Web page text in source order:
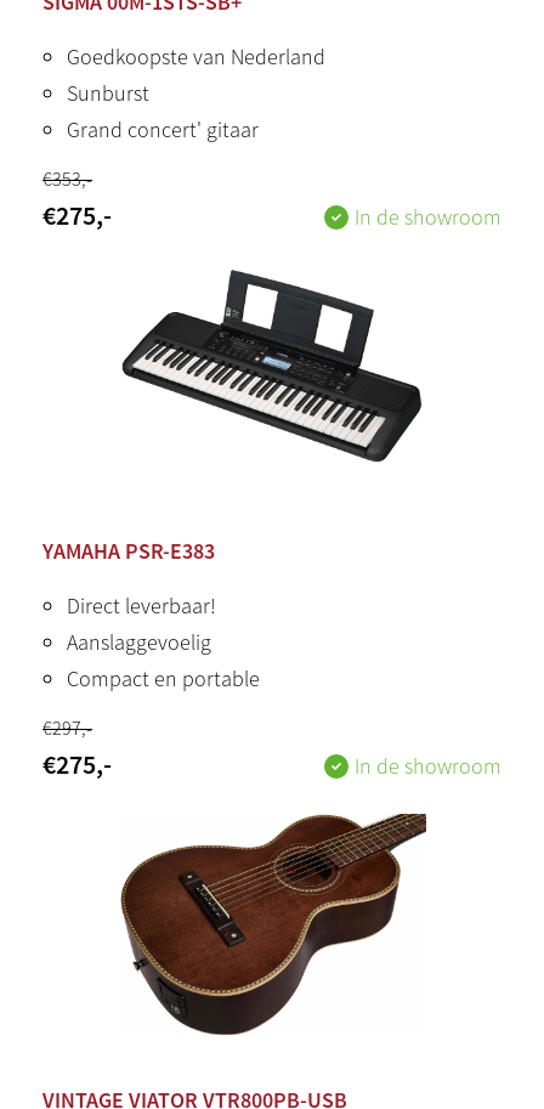
Goedkoopste van Nederland
Sunburst
Grand concert' gitaar
€353,-
€275,- In de showroom
YAMAHA PSR-E383
Direct leverbaar!
Aanslaggevoelig
Compact en portable
€297,-
€275,- In de showroom
VINTAGE VIATOR VTR800PB-USB